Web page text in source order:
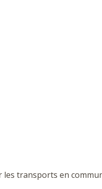
les transports en